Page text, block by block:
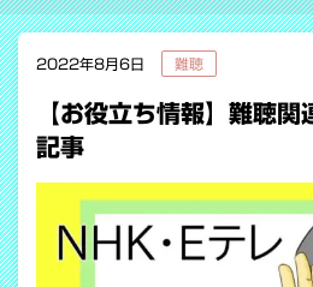
2022年8月6日 難聴
【お役立ち情報】難聴
記事